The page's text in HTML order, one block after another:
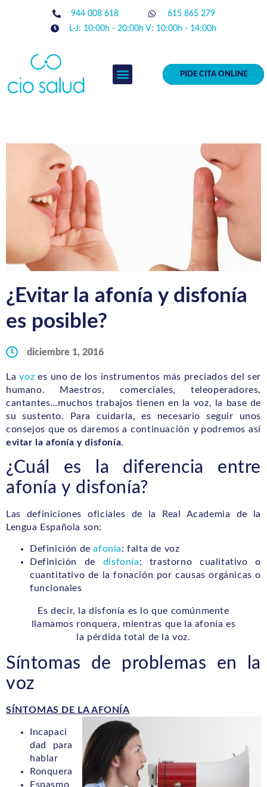
944 008 618
615 865 279
L-J: 10:00h - 20:00h V: 10:00h - 14:00h
PIDE CITA ONLINE
¿Evitar la afonía y disfonía
es posible?
diciembre 1, 2016
Lavoz es uno de los instrumentos más preciados del ser
humano. Maestros, comerciales, teleoperadores,
cantantes…muchos trabajos tienen en la voz, la base de
su sustento. Para cuidarla, es necesario seguir unos
consejos que os daremos a continuación y podremos así
evitar la afonía y disfonía.
¿Cuál es la diferencia entre
afonía y disfonía?
Las definiciones oficiales de la Real Academia de la
Lengua Española son:
Definición deafonía: falta de voz
Definición de disfonía: trastorno cualitativo o
cuantitativo de la fonación por causas orgánicas o
funcionales
Es decir, la disfonía es lo que comúnmente
llamamos ronquera, mientras que la afonía es
la pérdida total de la voz.
Síntomas de problemas en la
voz
SÍNTOMAS DE LA AFONÍA
Incapaci
dad para
hablar
Ronquera
Espasmo